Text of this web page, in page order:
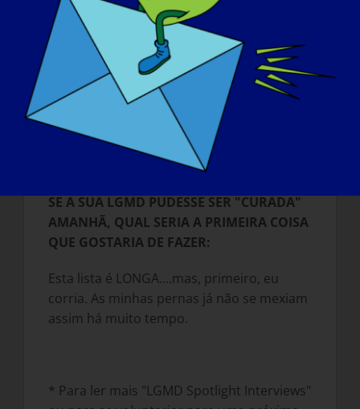
bem ou curado. Temos de continuar a
viver as nossas vidas, mesmo que por
detrás do nosso sorriso estejamos
exaustos ou a sofrer. O mundo também
deve saber que HAVERÁ UMA CURA. Há
tantas pessoas a trabalhar neste sentido e
os progressos feitos nos poucos anos em
que me foi diagnosticada a doença foram
SE A SUA LGMD PUDESSE SER "CURADA"
AMANHÃ, QUAL SERIA A PRIMEIRA COISA
QUE GOSTARIA DE FAZER:
Esta lista é LONGA....mas, primeiro, eu
corria. As minhas pernas já não se mexiam
assim há muito tempo.
* Para ler mais "LGMD Spotlight Interviews"